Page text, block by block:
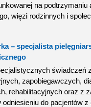
na podtrzymaniu
więzi rodzinnych i
– specjalista
świadczeń
zapobiegawczych,
rehabilitacyjnych oraz z
odniesieniu do pacjentów z